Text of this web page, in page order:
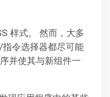
样式。 然而，大多
令选择器都尽可能
并使其与新组件一